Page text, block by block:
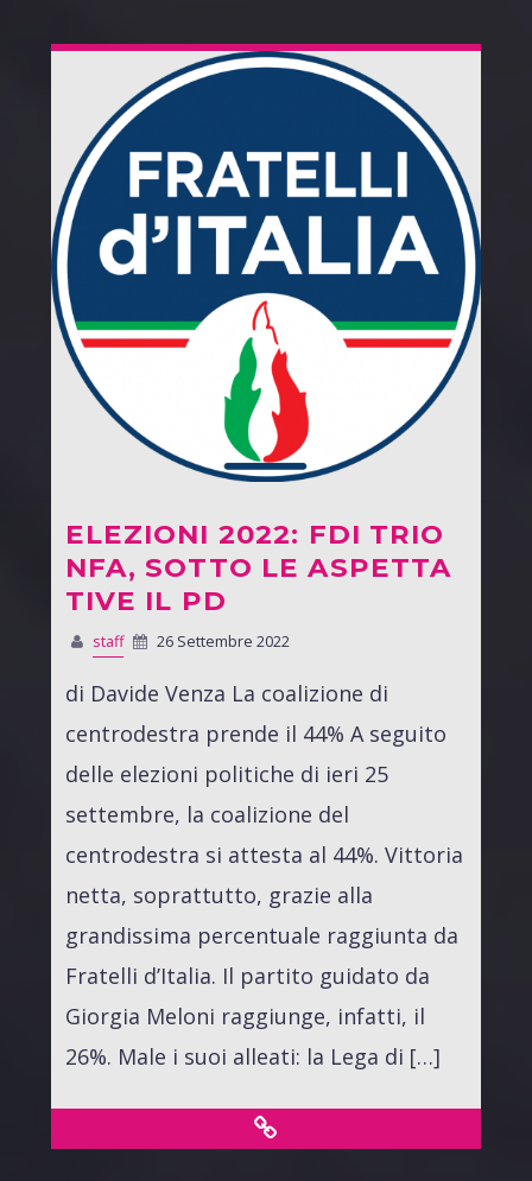
ELEZIONI 2022: FDI TRIO
NFA, SOTTO LE ASPETTA
TIVE IL PD
staff 26 Settembre 2022
di Davide Venza La coalizione di
centrodestra prende il 44% A seguito
delle elezioni politiche di ieri 25
settembre, la coalizione del
centrodestra si attesta al 44%. Vittoria
netta, soprattutto, grazie alla
grandissima percentuale raggiunta da
Fratelli d’Italia. Il partito guidato da
Giorgia Meloni raggiunge, infatti, il
26%. Male i suoi alleati: la Lega di […]